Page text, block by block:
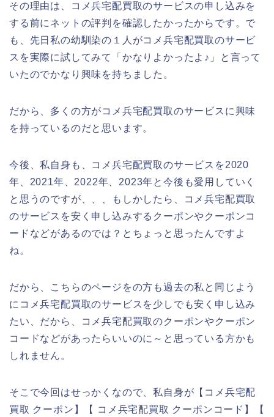
その理由は、コメ兵宅配買取のサービスの申し込みを
する前にネットの評判を確認したかったからです。で
も、先日私の幼馴染の１人がコメ兵宅配買取のサービ
スを実際に試してみて「かなりよかったよ♪」と言って
いたのでかなり興味を持ちました。
だから、多くの方がコメ兵宅配買取のサービスに興味
を持っているのだと思います。
今後、私自身も、コメ兵宅配買取のサービスを2020
年、2021年、2022年、2023年と今後も愛用していく
と思うのですが、、、もしかしたら、コメ兵宅配買取
のサービスを安く申し込みするクーポンやクーポンコ
ードなどがあるのでは？とちょっと思ったんですよ
ね。
だから、こちらのページをの方も過去の私と同じよう
にコメ兵宅配買取のサービスを少しでも安く申し込み
たい、だから、コメ兵宅配買取のクーポンやクーポン
コードなどがあったらいいのに～と思っている方かも
しれません。
そこで今回はせっかくなので、私自身が【コメ兵宅配
買取 クーポン】【 コメ兵宅配買取 クーポンコード】【